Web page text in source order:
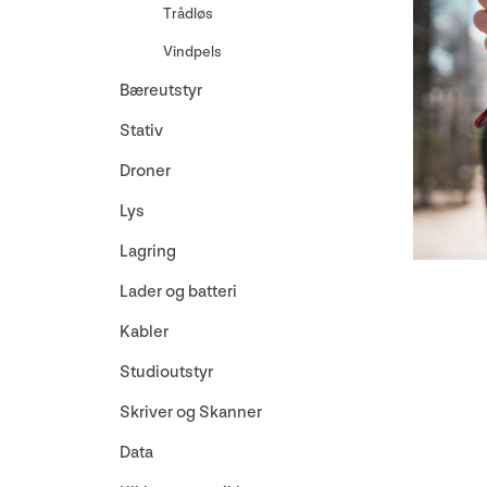
Trådløs
Vindpels
Bæreutstyr
Stativ
Droner
Lys
Lagring
Lader og batteri
Kabler
Studioutstyr
Skriver og Skanner
Data